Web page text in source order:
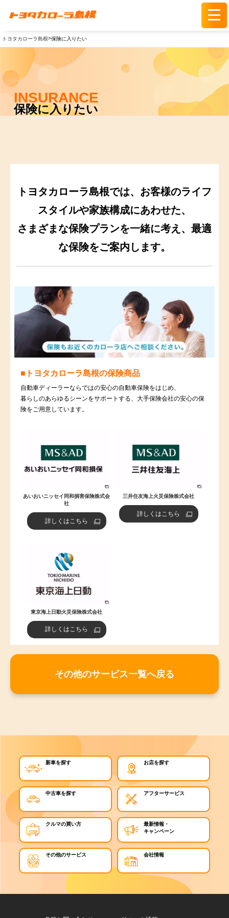
トヨタカローラ島根>保険に入りたい
INSURANCE
保険に入りたい
トヨタカローラ島根では、お客様のライフ
スタイルや家族構成にあわせた、
さまざまな保険プランを一緒に考え、最適
な保険をご案内します。
トヨタカローラ島根の保険商品
自動車ディーラーならではの安心の自動車保険をはじめ、
暮らしのあらゆるシーンをサポートする、大手保険会社の安心の保
険をご用意しています。
あいおいニッセイ同和損害保険株式会
社
詳しくはこちら
三井住友海上火災保険株式会社
詳しくはこちら
東京海上日動火災保険株式会社
詳しくはこちら
その他のサービス一覧へ戻る
新車を探す お店を探す
中古車を探す アフターサービス
クルマの買い方
最新情報・
キャンペーン
その他のサービス 会社情報